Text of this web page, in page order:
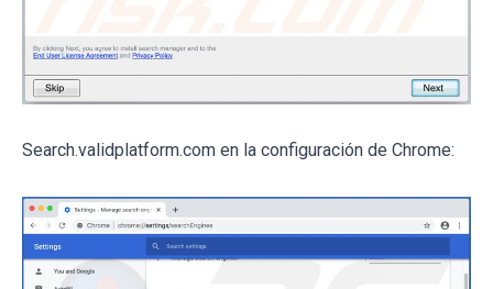
Search.validplatform.com en la configuración de Chrome: